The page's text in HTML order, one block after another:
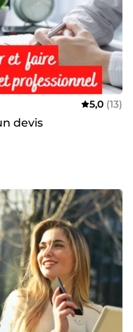
5,0 (13)
devis